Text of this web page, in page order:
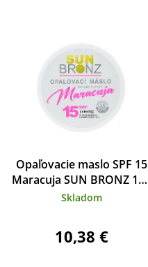
Opaľovacie maslo SPF 15
Maracuja SUN BRONZ 150
ml
Skladom
10,38 €